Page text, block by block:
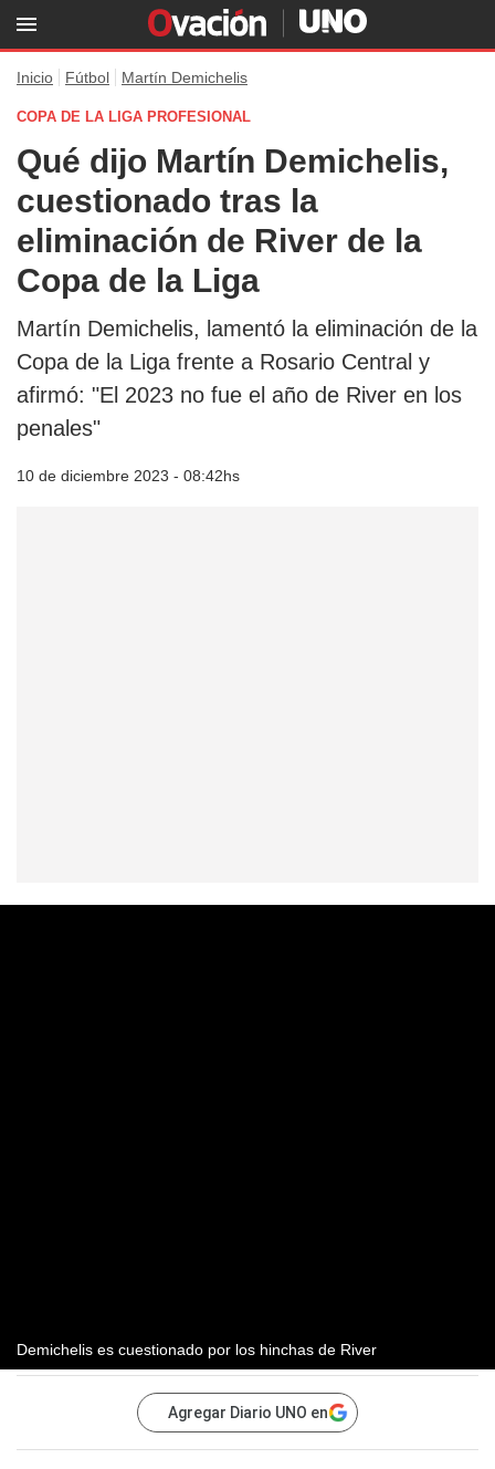
Inicio Fútbol Martín Demichelis
COPA DE LA LIGA PROFESIONAL
Qué dijo Martín Demichelis,
cuestionado tras la
eliminación de River de la
Copa de la Liga
Martín Demichelis, lamentó la eliminación de la
Copa de la Liga frente a Rosario Central y
afirmó: "El 2023 no fue el año de River en los
penales"
10 de diciembre 2023 - 08:42hs
Demichelis es cuestionado por los hinchas de River
Agregar Diario UNO en